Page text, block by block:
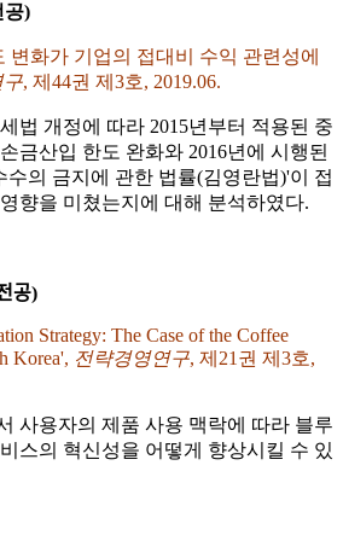
공)
변화가 기업의 접대비 수익 관련성에
구, 제44권 제3호, 2019.06.
법 개정에 따라 2015년부터 적용된 중
금산입 한도 완화와 2016년에 시행된
의 금지에 관한 법률(김영란법)'이 접
향을 미쳤는지에 대해 분석하였다.
공)
Strategy: The Case of the Coffee
Korea', 전략경영연구, 제21권 제3호,
사용자의 제품 사용 맥락에 따라 블루
스의 혁신성을 어떻게 향상시킬 수 있